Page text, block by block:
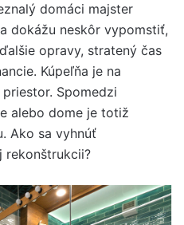
domáci majster
dokážu neskôr vypomstiť,
opravy, stratený čas
Kúpeľňa je na
Spomedzi
alebo dome je totiž
Ako sa vyhnúť
rekonštrukcii?